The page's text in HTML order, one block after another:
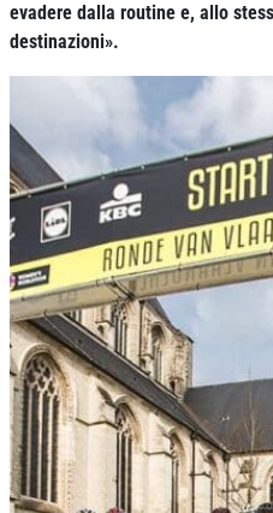
evadere dalla routine e, allo
destinazioni».